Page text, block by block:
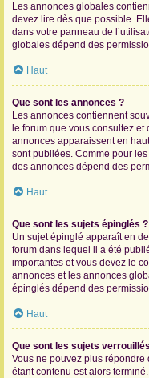
Les annonces globales
devez lire dès que possible.
dans votre panneau de
globales dépend des
Haut
Que sont les annonces ?
Les annonces contiennent
le forum que vous consultez
annonces apparaissent en
sont publiées. Comme pour
des annonces dépend des
Haut
Que sont les sujets épinglés ?
Un sujet épinglé apparaît en
forum dans lequel il a été
importantes et vous devez le
annonces et les annonces
épinglés dépend des
Haut
Que sont les sujets
Vous ne pouvez plus
étant contenu est alors